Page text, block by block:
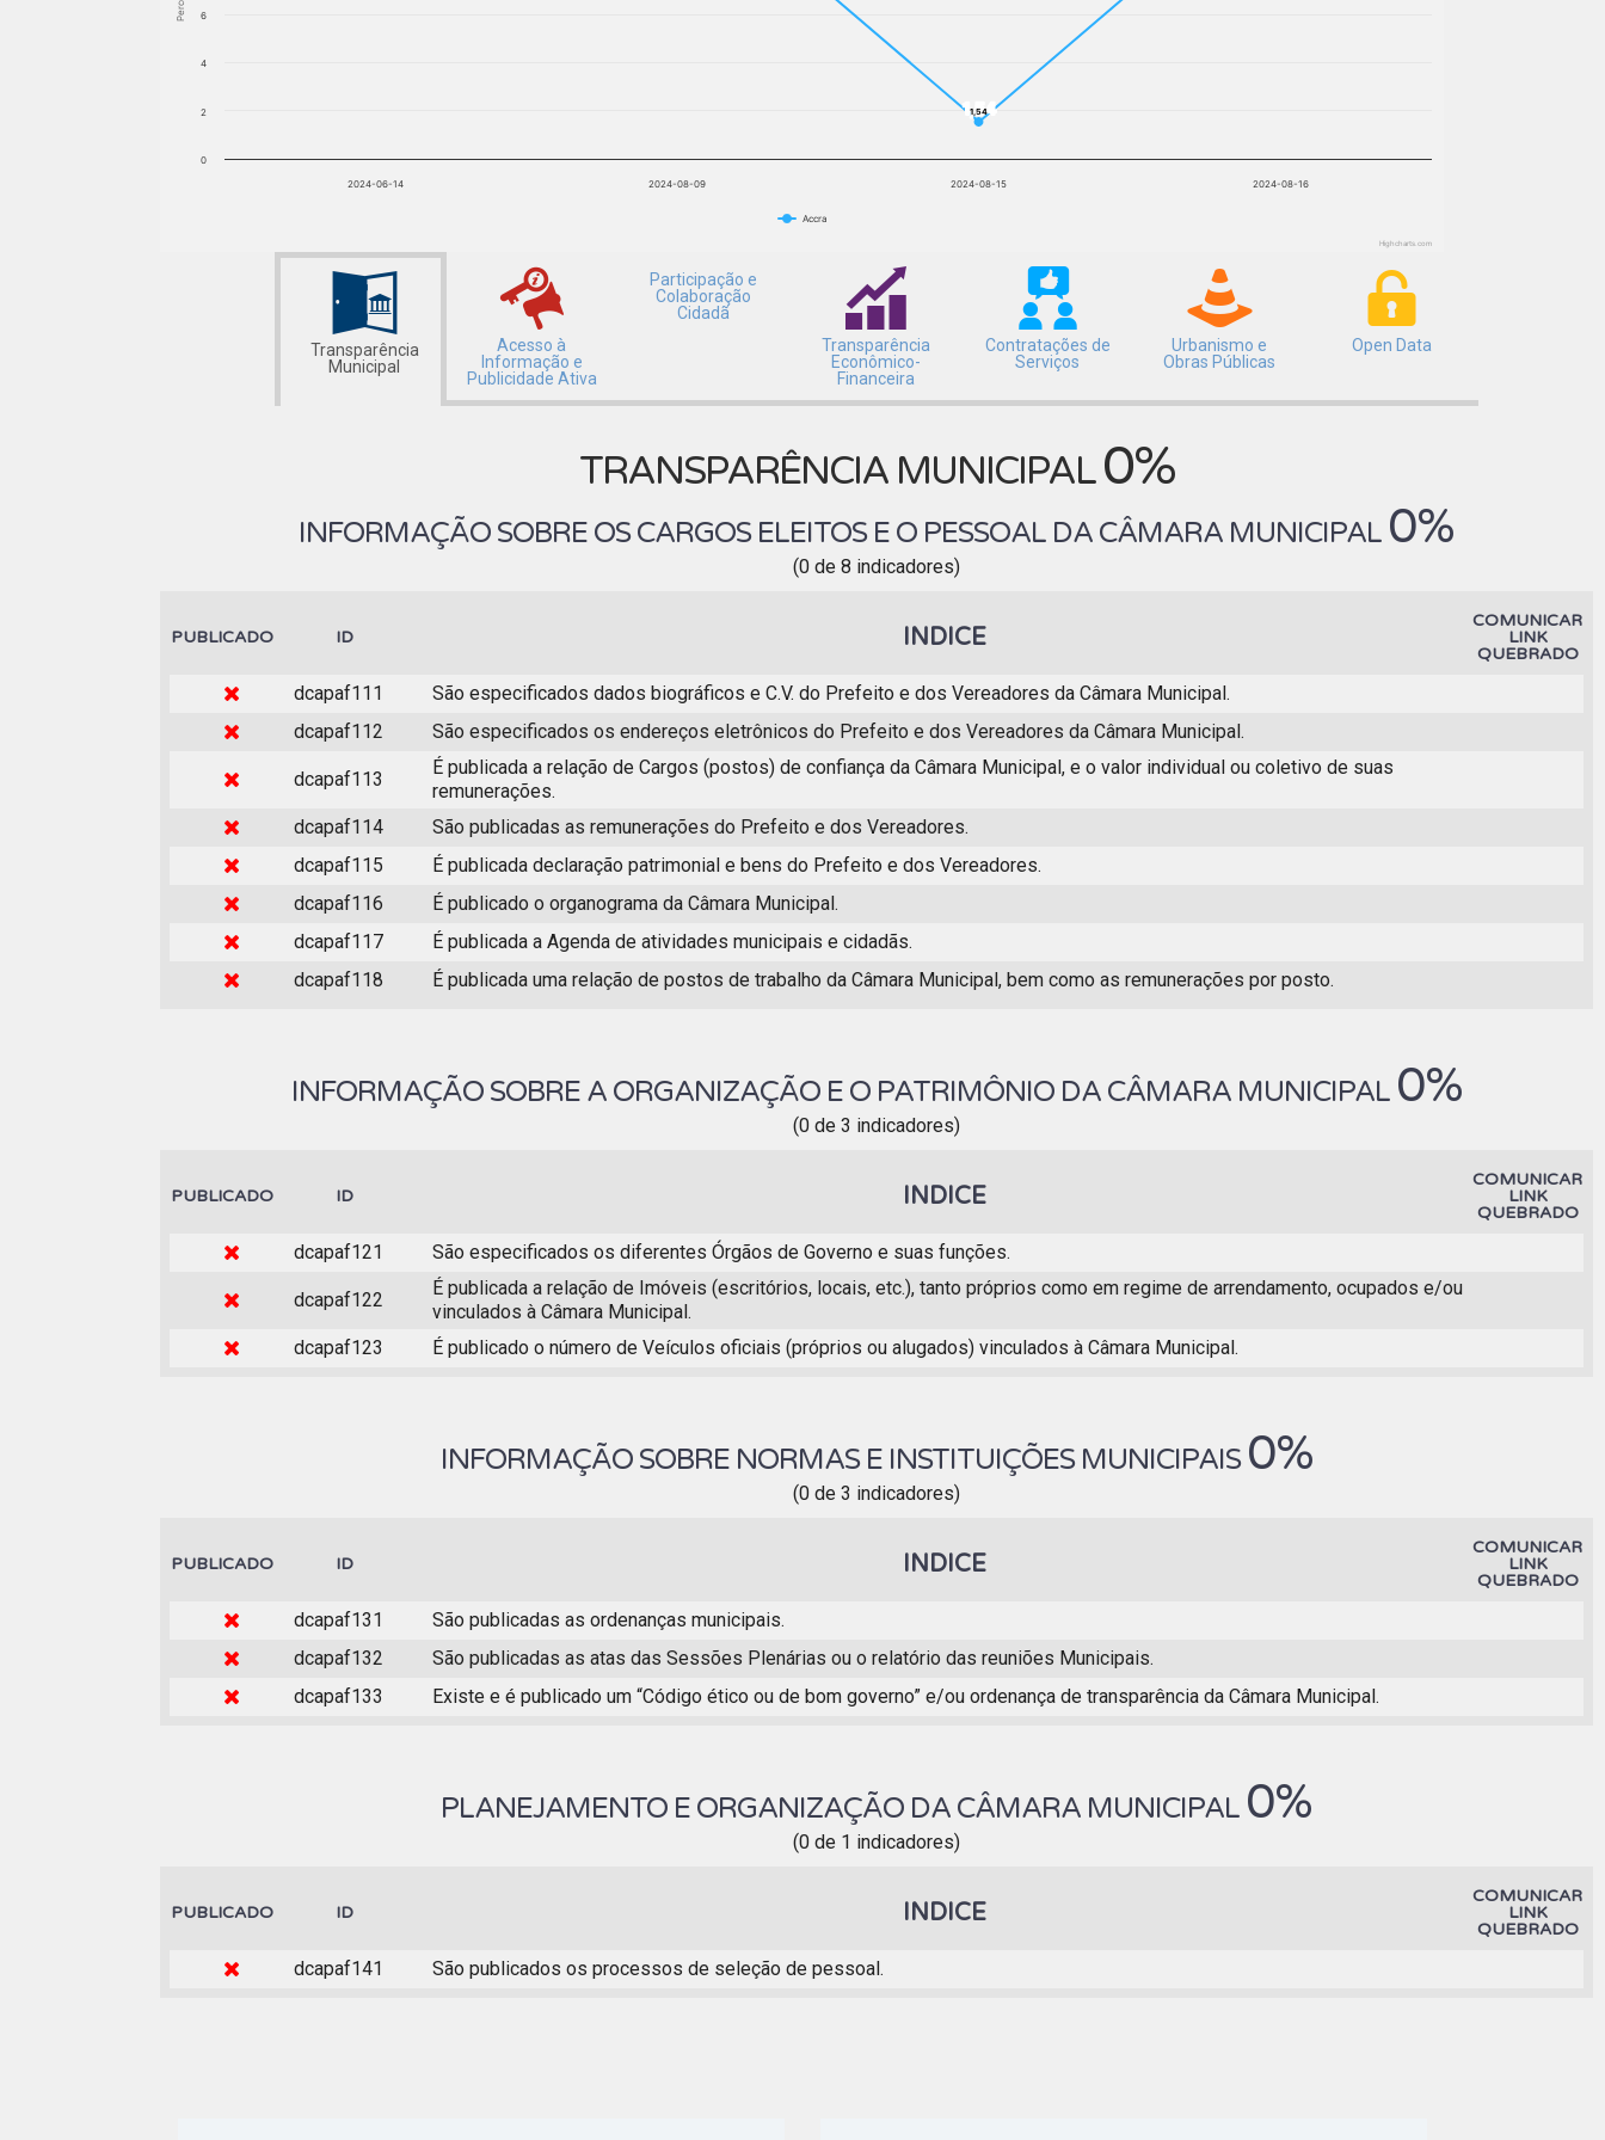
1,54
1,54
Accra
2024-06-14 2024-08-09 2024-08-15 2024-08-16
0
2
4
6
Highcharts.com
Transparência
Municipal
Acesso à
Informação e
Publicidade Ativa
Participação e
Colaboração
Cidadã
Transparência
Econômico-
Financeira
Contratações de
Serviços
Urbanismo e
Obras Públicas
Open Data
TRANSPARÊNCIA MUNICIPAL0%
INFORMAÇÃO SOBRE OS CARGOS ELEITOS E O PESSOAL DA CÂMARA MUNICIPAL 0%
(0 de 8 indicadores)
PUBLICADO ID INDICE
COMUNICAR
LINK
QUEBRADO
dcapaf111
São especificados dados biográficos e C.V. do Prefeito e dos Vereadores da Câmara Municipal.
dcapaf112
São especificados os endereços eletrônicos do Prefeito e dos Vereadores da Câmara Municipal.
dcapaf113
É publicada a relação de Cargos (postos) de confiança da Câmara Municipal, e o valor individual ou coletivo de suas
remunerações.
dcapaf114
São publicadas as remunerações do Prefeito e dos Vereadores.
dcapaf115
É publicada declaração patrimonial e bens do Prefeito e dos Vereadores.
dcapaf116
É publicado o organograma da Câmara Municipal.
dcapaf117
É publicada a Agenda de atividades municipais e cidadãs.
dcapaf118
É publicada uma relação de postos de trabalho da Câmara Municipal, bem como as remunerações por posto.
INFORMAÇÃO SOBRE A ORGANIZAÇÃO E O PATRIMÔNIO DA CÂMARA MUNICIPAL 0%
(0 de 3 indicadores)
PUBLICADO ID INDICE
COMUNICAR
LINK
QUEBRADO
dcapaf121 São especificados os diferentes Órgãos de Governo e suas funções.
dcapaf122
É publicada a relação de Imóveis (escritórios, locais, etc.), tanto próprios como em regime de arrendamento, ocupados e/ou
vinculados à Câmara Municipal.
dcapaf123
É publicado o número de Veículos oficiais (próprios ou alugados) vinculados à Câmara Municipal.
INFORMAÇÃO SOBRE NORMAS E INSTITUIÇÕES MUNICIPAIS 0%
(0 de 3 indicadores)
PUBLICADO ID INDICE
COMUNICAR
LINK
QUEBRADO
dcapaf131
São publicadas as ordenanças municipais.
dcapaf132
São publicadas as atas das Sessões Plenárias ou o relatório das reuniões Municipais.
dcapaf133
Existe e é publicado um “Código ético ou de bom governo” e/ou ordenança de transparência da Câmara Municipal.
PLANEJAMENTO E ORGANIZAÇÃO DA CÂMARA MUNICIPAL 0%
(0 de 1 indicadores)
PUBLICADO ID INDICE
COMUNICAR
LINK
QUEBRADO
dcapaf141 São publicados os processos de seleção de pessoal.